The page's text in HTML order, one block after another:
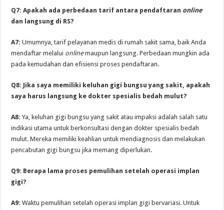
Q7: Apakah ada perbedaan tarif antara pendaftaran online
dan langsung di RS?
A7: Umumnya, tarif pelayanan medis di rumah sakit sama, baik Anda
mendaftar melalui onlinemaupun langsung. Perbedaan mungkin ada
pada kemudahan dan efisiensi proses pendaftaran.
Q8: Jika saya memiliki keluhan gigi bungsu yang sakit, apakah
saya harus langsung ke dokter spesialis bedah mulut?
A8: Ya, keluhan gigi bungsu yang sakit atau impaksi adalah salah satu
indikasi utama untuk berkonsultasi dengan dokter spesialis bedah
mulut. Mereka memiliki keahlian untuk mendiagnosis dan melakukan
pencabutan gigi bungsu jika memang diperlukan.
Q9: Berapa lama proses pemulihan setelah operasi implan
gigi?
A9: Waktu pemulihan setelah operasi implan gigi bervariasi. Untuk